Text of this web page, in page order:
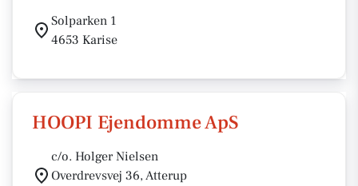
Solparken 1
4653 Karise
HOOPI Ejendomme ApS
c/o. Holger Nielsen
Overdrevsvej 36, Atterup